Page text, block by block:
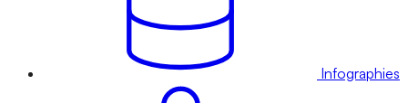
Infographies